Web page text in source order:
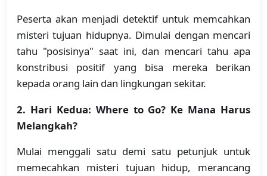
Peserta akan menjadi detektif untuk memcahkan
misteri tujuan hidupnya. Dimulai dengan mencari
tahu "posisinya" saat ini, dan mencari tahu apa
konstribusi positif yang bisa mereka berikan
kepada orang lain dan lingkungan sekitar.
2. Hari Kedua: Where to Go? Ke Mana Harus
Melangkah?
Mulai menggali satu demi satu petunjuk untuk
memecahkan misteri tujuan hidup, merancang